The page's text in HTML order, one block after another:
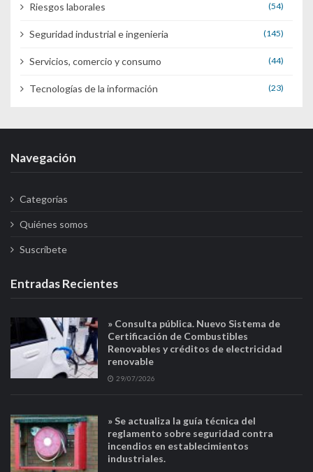
Riesgos laborales (54)
Seguridad industrial e ingenieria (145)
Servicios, comercio y consumo (44)
Tecnologías de la información (23)
Navegación
Categorías
Quiénes somos
Suscríbete
Entradas Recientes
» Consulta pública. Nuevo Sistema de
Certificación de Combustibles
Renovables y créditos de electricidad
renovable
29/07/2026
» Se actualiza la guía técnica del
reglamento sobre seguridad contra
incendios en establecimientos
industriales.